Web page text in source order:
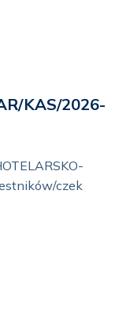
KAS/2026-
czek